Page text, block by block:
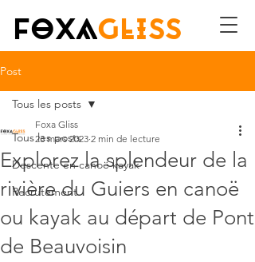
FOXAGLISS
Post
Tous les posts
Descente en canoë kayak
Recrutement
Tous les posts
Explorez la splendeur de la
rivière du Guiers en canoë
ou kayak au départ de Pont
de Beauvoisin
Foxa Gliss
23 mars 2023 2 min de lecture